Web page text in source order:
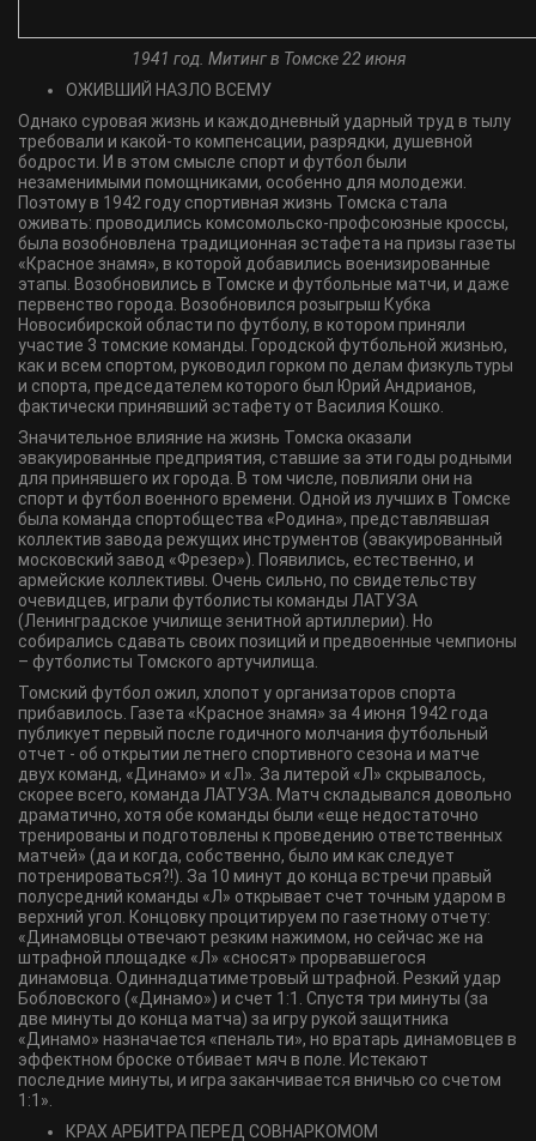
1941 год. Митинг в Томске 22 июня
ОЖИВШИЙ НАЗЛО ВСЕМУ
Однако суровая жизнь и каждодневный ударный труд в тылу
требовали и какой-то компенсации, разрядки, душевной
бодрости. И в этом смысле спорт и футбол были
незаменимыми помощниками, особенно для молодежи.
Поэтому в 1942 году спортивная жизнь Томска стала
оживать: проводились комсомольско-профсоюзные кроссы,
была возобновлена традиционная эстафета на призы газеты
«Красное знамя», в которой добавились военизированные
этапы. Возобновились в Томске и футбольные матчи, и даже
первенство города. Возобновился розыгрыш Кубка
Новосибирской области по футболу, в котором приняли
участие 3 томские команды. Городской футбольной жизнью,
как и всем спортом, руководил горком по делам физкультуры
и спорта, председателем которого был Юрий Андрианов,
фактически принявший эстафету от Василия Кошко.
Значительное влияние на жизнь Томска оказали
эвакуированные предприятия, ставшие за эти годы родными
для принявшего их города. В том числе, повлияли они на
спорт и футбол военного времени. Одной из лучших в Томске
была команда спортобщества «Родина», представлявшая
коллектив завода режущих инструментов (эвакуированный
московский завод «Фрезер»). Появились, естественно, и
армейские коллективы. Очень сильно, по свидетельству
очевидцев, играли футболисты команды ЛАТУЗА
(Ленинградское училище зенитной артиллерии). Но
собирались сдавать своих позиций и предвоенные чемпионы
– футболисты Томского артучилища.
Томский футбол ожил, хлопот у организаторов спорта
прибавилось. Газета «Красное знамя» за 4 июня 1942 года
публикует первый после годичного молчания футбольный
отчет - об открытии летнего спортивного сезона и матче
двух команд, «Динамо» и «Л». За литерой «Л» скрывалось,
скорее всего, команда ЛАТУЗА. Матч складывался довольно
драматично, хотя обе команды были «еще недостаточно
тренированы и подготовлены к проведению ответственных
матчей» (да и когда, собственно, было им как следует
потренироваться?!). За 10 минут до конца встречи правый
полусредний команды «Л» открывает счет точным ударом в
верхний угол. Концовку процитируем по газетному отчету:
«Динамовцы отвечают резким нажимом, но сейчас же на
штрафной площадке «Л» «сносят» прорвавшегося
динамовца. Одиннадцатиметровый штрафной. Резкий удар
Бобловского («Динамо») и счет 1:1. Спустя три минуты (за
две минуты до конца матча) за игру рукой защитника
«Динамо» назначается «пенальти», но вратарь динамовцев в
эффектном броске отбивает мяч в поле. Истекают
последние минуты, и игра заканчивается вничью со счетом
1:1».
КРАХ АРБИТРА ПЕРЕД СОВНАРКОМОМ